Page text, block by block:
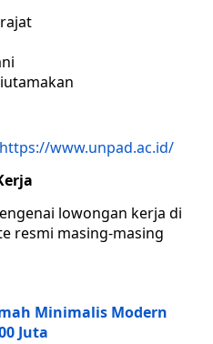
https://www.unpad.ac.id/
lowongan kerja di
resmi masing-masing
Minimalis Modern
Juta